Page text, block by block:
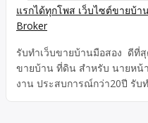
รับทำเว็บขายบ้านมือสอง ดีที่
ขายบ้าน ที่ดิน สำหรับ นายหน้
งาน ประสบการณ์กว่า20ปี รับ